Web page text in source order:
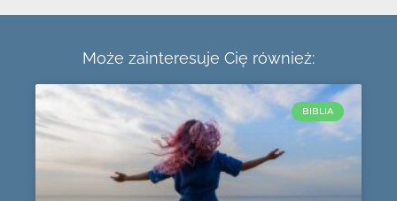
Może zainteresuje Cię również:
BIBLIA